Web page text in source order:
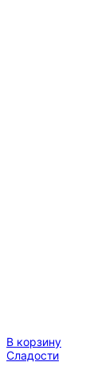
В корзину
Сладости